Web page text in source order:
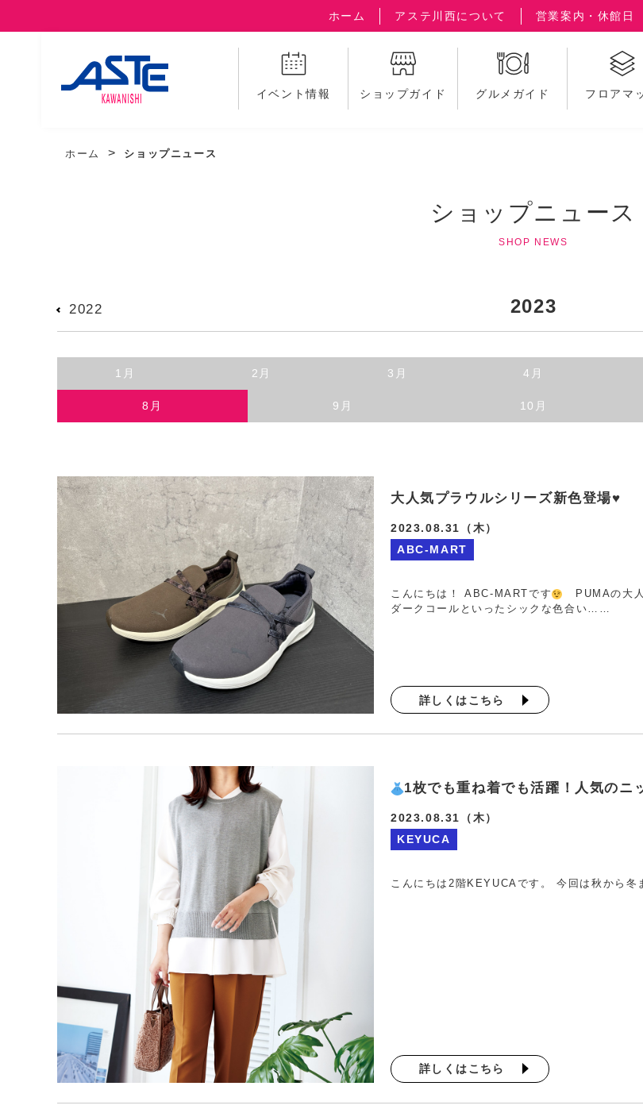
ホーム アステ川西について 営業案内・休館日
イベント情報 ショップガイド グルメガイド フロアマ
ホーム ショップニュース
ショップニュース
SHOP NEWS
2022 2023
1月 2月 3月 4月
8月 9月 10月
大人気プラウルシリーズ新色登場♥
2023.08.31（木）
ABC-MART
こんにちは！ ABC-MARTです
PUMAの大人
ダークコールといったシックな色合い……
詳しくはこちら
1枚でも重ね着でも活躍！人気のニ
2023.08.31（木）
KEYUCA
こんにちは2階KEYUCAです。 今回は秋か
詳しくはこちら